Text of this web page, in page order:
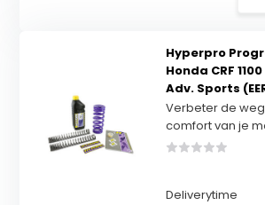
Hyperpro
Honda CRF
Adv. Sports
Verbeter de
comfort van je
Deliverytime